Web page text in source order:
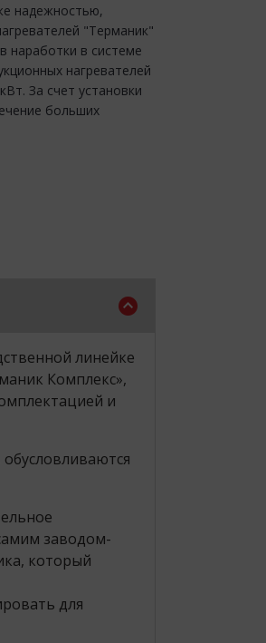
надежностью,
"Терманик"
наработки в системе
нагревателей
За счет установки
больших
линейке
Комплекс»,
и
заводом-
который
для